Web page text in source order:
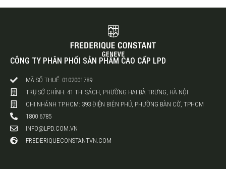
CÔNG TY PHÂN PHỐI SẢN PHẨM CAO CẤP LPD
MÃ SỐ THUẾ: 0102001789
TRỤ SỞ CHÍNH: 41 THI SÁCH, PHƯỜNG HAI BÀ TRƯNG, HÀ NỘI
CHI NHÁNH TP.HCM: 393 ĐIỆN BIÊN PHỦ, PHƯỜNG BÀN CỜ, TPHCM
1800 6785
INFO@LPD.COM.VN
FREDERIQUECONSTANTVN.COM